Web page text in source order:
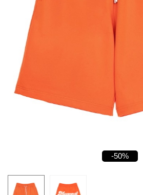
-50%